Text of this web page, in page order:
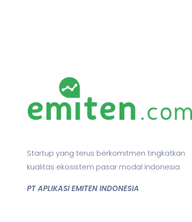
Startup yang terus berkomitmen tingkatkan
kualitas ekosistem pasar modal Indonesia
PT APLIKASI EMITEN INDONESIA